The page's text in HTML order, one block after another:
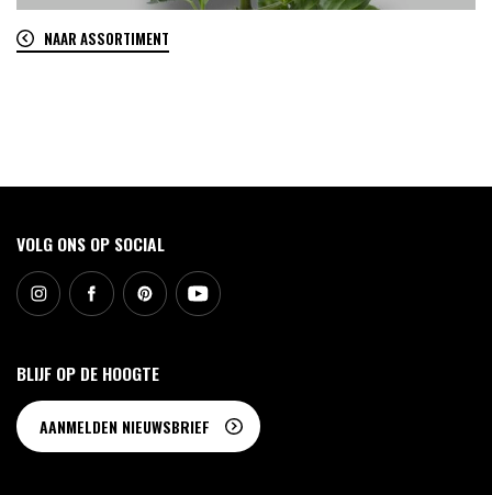
NAAR ASSORTIMENT
VOLG ONS OP SOCIAL
BLIJF OP DE HOOGTE
AANMELDEN NIEUWSBRIEF